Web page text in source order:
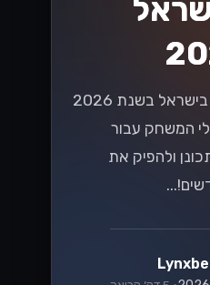
בישראל! עם
קשר עם לקוחות,
התקשורת שלך